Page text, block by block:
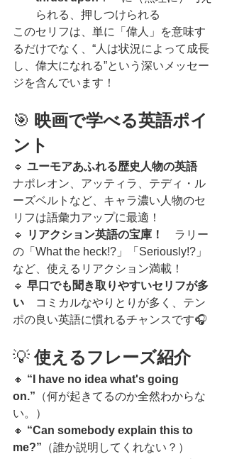
られる、押しつけられる
このセリフは、単に「偉人」を意味す
るだけでなく、“人は状況によって成長
し、偉大になれる”という深いメッセー
ジを含んでいます！
🎯 映画で学べる英語ポイ
ント
🔹 ユーモアあふれる歴史人物の英語
ナポレオン、アッティラ、テディ・ル
ーズベルトなど、キャラ濃い人物のセ
リフは語彙力アップに最適！
🔹
リアクション英語の宝庫！
ラリー
の「What the heck!?」「Seriously!?」
など、使えるリアクション満載！
🔹 早口でも聞き取りやすいセリフが多
い コミカルなやりとりが多く、テン
ポの良い英語に慣れるチャンスです🎧
💡 使えるフレーズ紹介
🔸 “I have no idea what's going
on.” （何が起きてるのか全然わからな
い。）
🔸 “Can somebody explain this to
me?” （誰か説明してくれない？）